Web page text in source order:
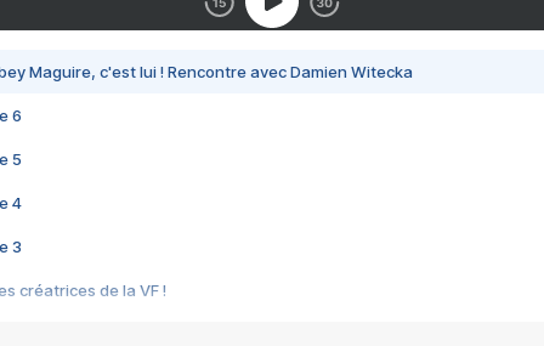
Maguire, c'est lui ! Rencontre avec Damien Witecka
6
5
4
3
créatrices de la VF !